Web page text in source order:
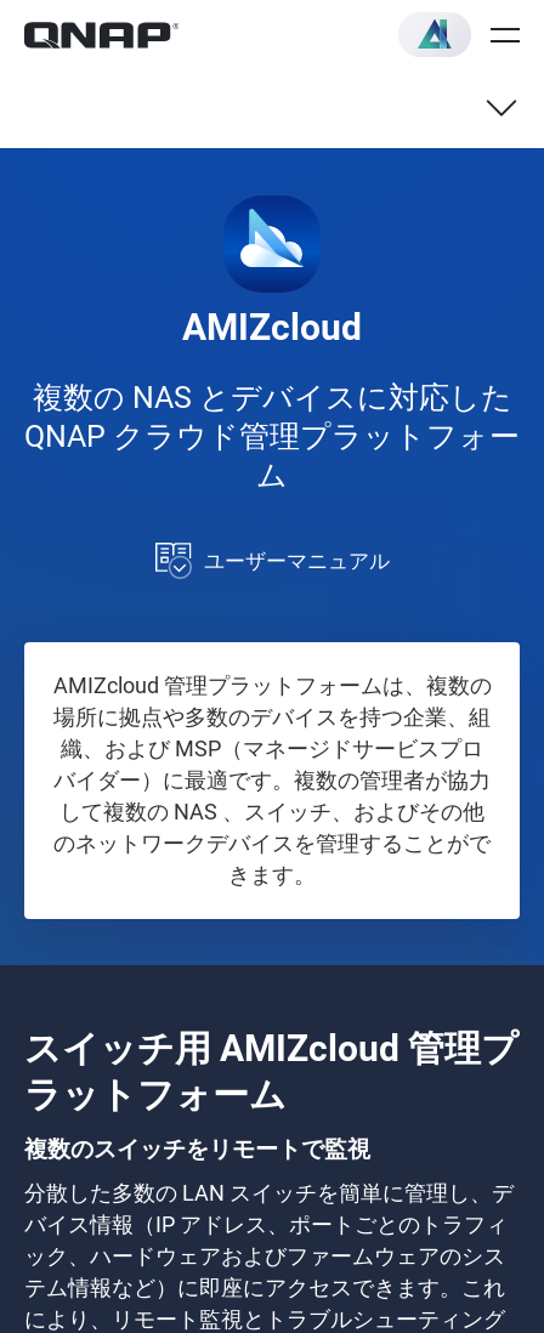
AMIZcloud
複数の NAS とデバイスに対応した
QNAP クラウド管理プラットフォー
ム
AMIZcloud 管理プラットフォームは、複数の
場所に拠点や多数のデバイスを持つ企業、組
織、および MSP（マネージドサービスプロ
バイダー）に最適です。複数の管理者が協力
して複数の NAS 、スイッチ、およびその他
のネットワークデバイスを管理することがで
きます。
ユーザーマニュアル
スイッチ用 AMIZcloud 管理プ
ラットフォーム
複数のスイッチをリモートで監視
分散した多数の LAN スイッチを簡単に管理し、デ
バイス情報（IP アドレス、ポートごとのトラフィ
ック、ハードウェアおよびファームウェアのシス
テム情報など）に即座にアクセスできます。これ
により、リモート監視とトラブルシューティング